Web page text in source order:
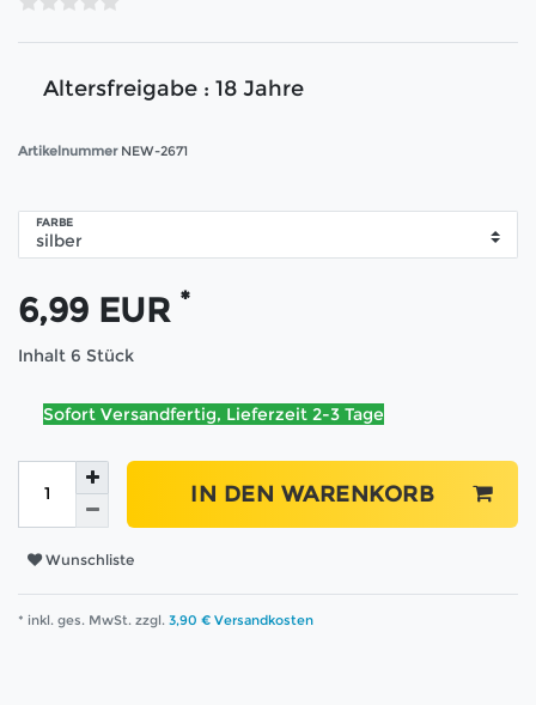
Altersfreigabe : 18 Jahre
Artikelnummer NEW-2671
FARBE
6,99 EUR *
Inhalt 6 Stück
Sofort Versandfertig, Lieferzeit 2-3 Tage
IN DEN WARENKORB
Wunschliste
* inkl. ges. MwSt. zzgl. 3,90 € Versandkosten